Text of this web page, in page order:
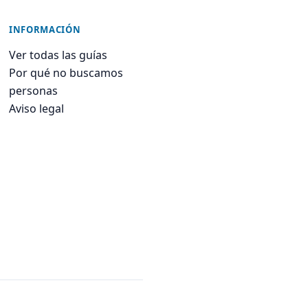
INFORMACIÓN
Ver todas las guías
Por qué no buscamos
personas
Aviso legal